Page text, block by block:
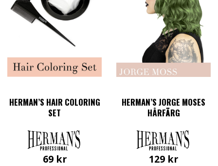
HERMAN’S HAIR COLORING
SET
69 kr
HERMAN’S JORGE MOSES
HÅRFÄRG
129 kr